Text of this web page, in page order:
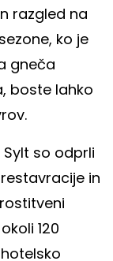
razgled na
ko je
gneča
boste lahko
so odprli
in
120